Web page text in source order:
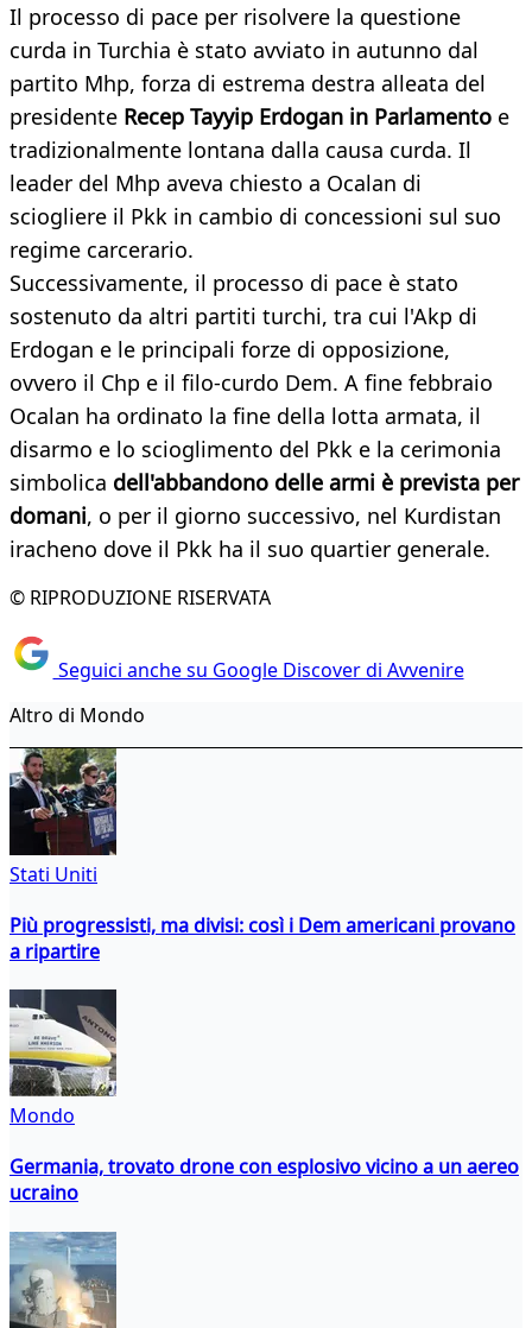
Il processo di pace per risolvere la questione
curda in Turchia è stato avviato in autunno dal
partito Mhp, forza di estrema destra alleata del
presidente Recep Tayyip Erdogan in Parlamento e
tradizionalmente lontana dalla causa curda. Il
leader del Mhp aveva chiesto a Ocalan di
sciogliere il Pkk in cambio di concessioni sul suo
regime carcerario.
Successivamente, il processo di pace è stato
sostenuto da altri partiti turchi, tra cui l'Akp di
Erdogan e le principali forze di opposizione,
ovvero il Chp e il filo-curdo Dem. A fine febbraio
Ocalan ha ordinato la fine della lotta armata, il
disarmo e lo scioglimento del Pkk e la cerimonia
simbolica dell'abbandono delle armi è prevista per
domani, o per il giorno successivo, nel Kurdistan
iracheno dove il Pkk ha il suo quartier generale.
© RIPRODUZIONE RISERVATA
Seguici anche su Google Discover di Avvenire
Altro di Mondo
Stati Uniti
Più progressisti, ma divisi: così i Dem americani provano
a ripartire
Mondo
Germania, trovato drone con esplosivo vicino a un aereo
ucraino